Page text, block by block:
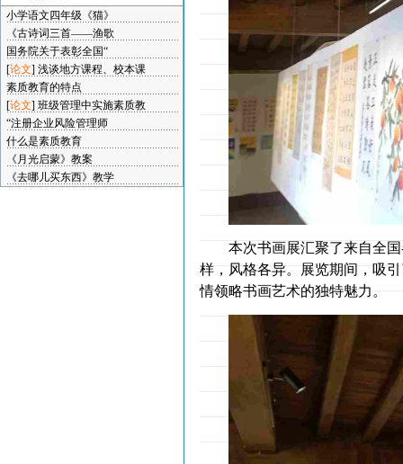
小学语文四年级《猫》
《古诗词三首——渔歌
国务院关于表彰全国“
[论文] 浅谈地方课程、校本课
素质教育的特点
[论文] 班级管理中实施素质教
“注册企业风险管理师
什么是素质教育
《月光启蒙》教案
《去哪儿买东西》教学
本次书画展汇聚了来自全
样，风格各异。展览期间，吸
情领略书画艺术的独特魅力。